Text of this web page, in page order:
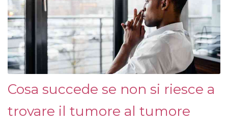
Cosa succede se non si riesce a
trovare il tumore al tumore